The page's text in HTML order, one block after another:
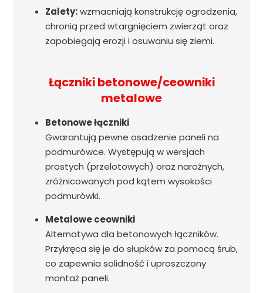
Zalety:wzmacniają konstrukcję ogrodzenia,
chronią przed wtargnięciem zwierząt oraz
zapobiegają erozji i osuwaniu się ziemi.
Łączniki betonowe/ceowniki
metalowe
Betonowe łączniki
Gwarantują pewne osadzenie paneli na
podmurówce. Występują w wersjach
prostych (przelotowych) oraz narożnych,
zróżnicowanych pod kątem wysokości
podmurówki.
Metalowe ceowniki
Alternatywa dla betonowych łączników.
Przykręca się je do słupków za pomocą śrub,
co zapewnia solidność i uproszczony
montaż paneli.